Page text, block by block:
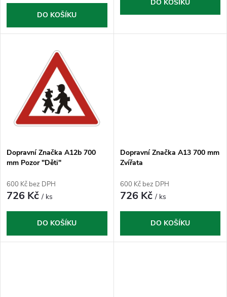
u
ů
d
ů
DO KOŠÍKU
DO KOŠÍKU
Dopravní Značka A12b 700
mm Pozor "Děti"
600 Kč bez DPH
726 Kč/ ks
DO KOŠÍKU
Dopravní Značka A13 700 mm
Zvířata
600 Kč bez DPH
726 Kč/ ks
DO KOŠÍKU